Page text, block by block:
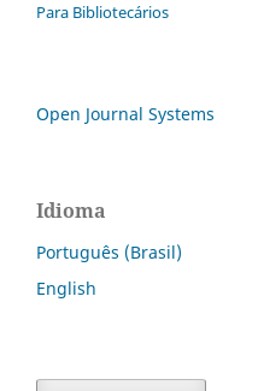
Para Bibliotecários
Open Journal Systems
Idioma
Português (Brasil)
English